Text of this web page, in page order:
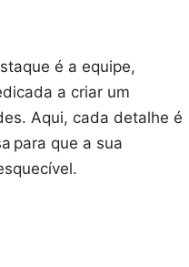
é a equipe,
a criar um
Aqui, cada detalhe é
para que a sua